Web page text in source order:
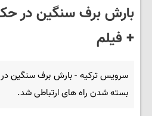
بارش برف سنگین در
+ فیلم
سرویس ترکیه - بارش برف سنگین
بسته شدن راه های ارتباطی شد.